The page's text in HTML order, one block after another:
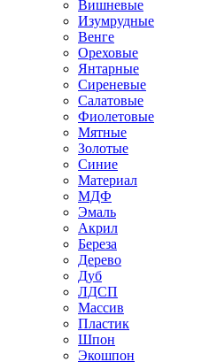
Вишневые
Изумрудные
Венге
Ореховые
Янтарные
Сиреневые
Салатовые
Фиолетовые
Мятные
Золотые
Синие
Материал
МДФ
Эмаль
Акрил
Береза
Дерево
Дуб
ЛДСП
Массив
Пластик
Шпон
Экошпон